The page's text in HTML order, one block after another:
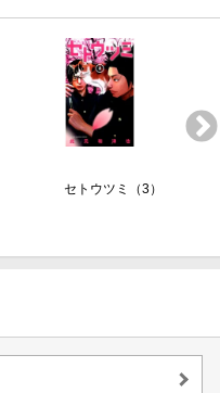
セトウツミ（3）